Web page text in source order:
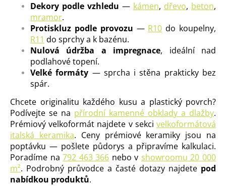
Dekory podle vzhledu — kámen, dřevo, beton,
mramor.
Protiskluz podle provozu — R10 do koupelny,
R11 do sprchy a k bazénu.
Nulová údržba a impregnace, ideální nad
podlahové topení.
Velké formáty — sprcha i stěna prakticky bez
spár.
Chcete originalitu každého kusu a plastický povrch?
Podívejte se na přírodní kamenné obklady a dlažby.
Prémiový velkoformát najdete v sekci velkoformátová
italská keramika. Ceny prémiové keramiky jsou na
poptávku — pošlete půdorys a připravíme kalkulaci.
Poradíme na792 463 366 nebo v showroomu 20 000
m². Podrobný průvodce a časté dotazy najdete pod
nabídkou produktů.